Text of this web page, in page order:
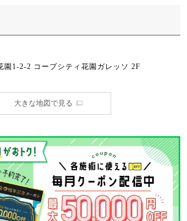
園1-2-2 コープシティ花園ガレッソ 2F
大きな地図で見る